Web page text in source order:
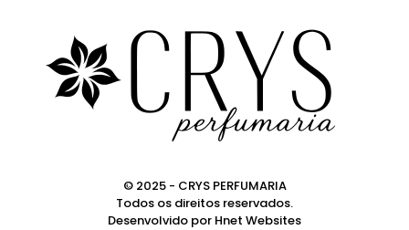
© 2025 - CRYS PERFUMARIA
Todos os direitos reservados.
Desenvolvido por Hnet Websites